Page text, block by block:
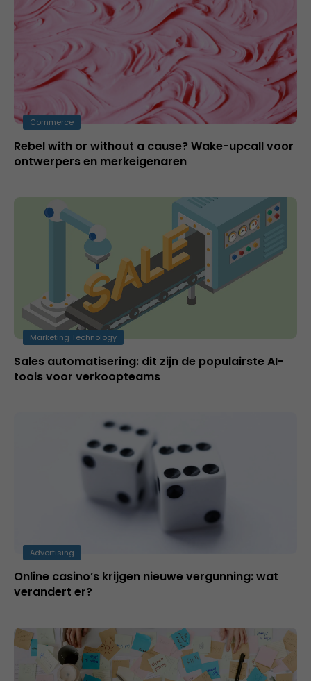
Commerce
Rebel with or without a cause? Wake-upcall voor
ontwerpers en merkeigenaren
Marketing Technology
Sales automatisering: dit zijn de populairste AI-
tools voor verkoopteams
Advertising
Online casino’s krijgen nieuwe vergunning: wat
verandert er?